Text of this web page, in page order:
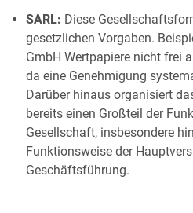
SARL: Diese
gesetzlichen Vorgaben.
GmbH Wertpapiere nicht frei
da eine Genehmigung
Darüber hinaus organisiert
bereits einen Großteil der
Gesellschaft, insbesondere
Funktionsweise der
Geschäftsführung.